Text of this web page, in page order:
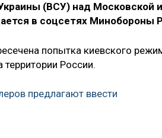
(ВСУ) над Московской
в соцсетях Минобороны
попытка киевского
России.
предлагают ввести